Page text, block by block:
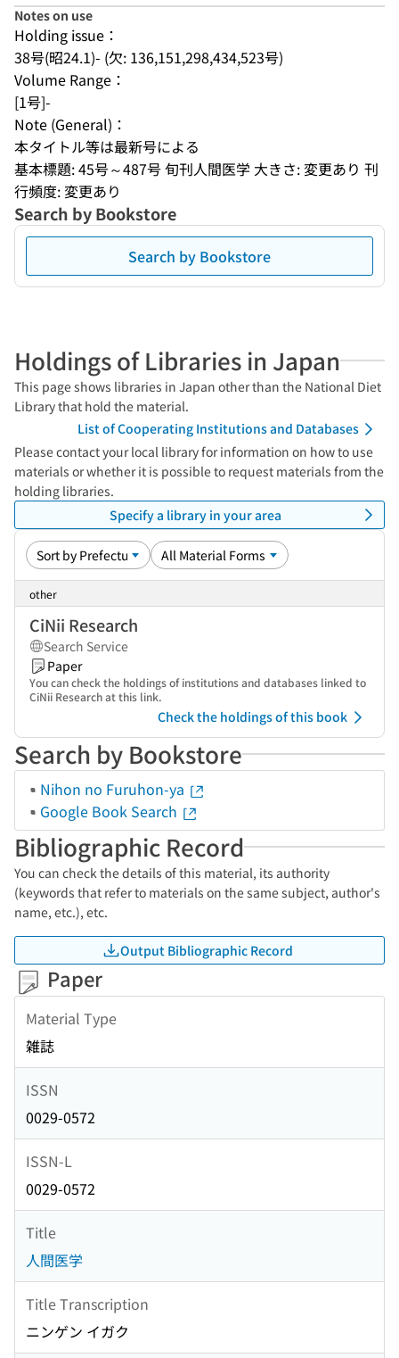
Notes on use
Holding issue：
38号(昭24.1)- (欠: 136,151,298,434,523号)
Volume Range：
[1号]-
Note (General)：
本タイトル等は最新号による
基本標題: 45号～487号 旬刊人間医学 大きさ: 変更あり 刊
行頻度: 変更あり
Search by Bookstore
Search by Bookstore
Holdings of Libraries in Japan
This page shows libraries in Japan other than the National Diet
Library that hold the material.
List of Cooperating Institutions and Databases
Please contact your local library for information on how to use
materials or whether it is possible to request materials from the
holding libraries.
Specify a library in your area
other
CiNii Research
Search Service
Paper
You can check the holdings of institutions and databases linked to
CiNii Research at this link.
Check the holdings of this book
Search by Bookstore
Nihon no Furuhon-ya
Google Book Search
Bibliographic Record
You can check the details of this material, its authority
(keywords that refer to materials on the same subject, author's
name, etc.), etc.
Output Bibliographic Record
Paper
Material Type
雑誌
ISSN
0029-0572
ISSN-L
0029-0572
Title
人間医学
Title Transcription
ニンゲン イガク